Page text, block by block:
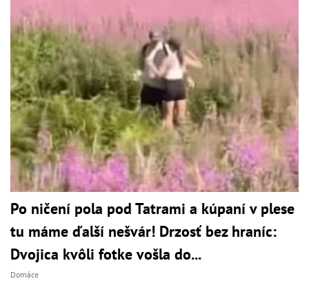
Po ničení pola pod Tatrami a kúpaní v plese
tu máme ďalší nešvár! Drzosť bez hraníc:
Dvojica kvôli fotke vošla do...
Domáce